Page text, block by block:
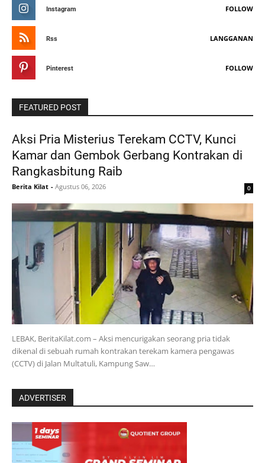
Instagram FOLLOW
Rss LANGGANAN
Pinterest FOLLOW
FEATURED POST
Aksi Pria Misterius Terekam CCTV, Kunci
Kamar dan Gembok Gerbang Kontrakan di
Rangkasbitung Raib ‎
Berita Kilat - Agustus 06, 2026 0
‎LEBAK, BeritaKilat.com – Aksi mencurigakan seorang pria tidak
dikenal di sebuah rumah kontrakan terekam kamera pengawas
(CCTV) di Jalan Multatuli, Kampung Saw…
ADVERTISER